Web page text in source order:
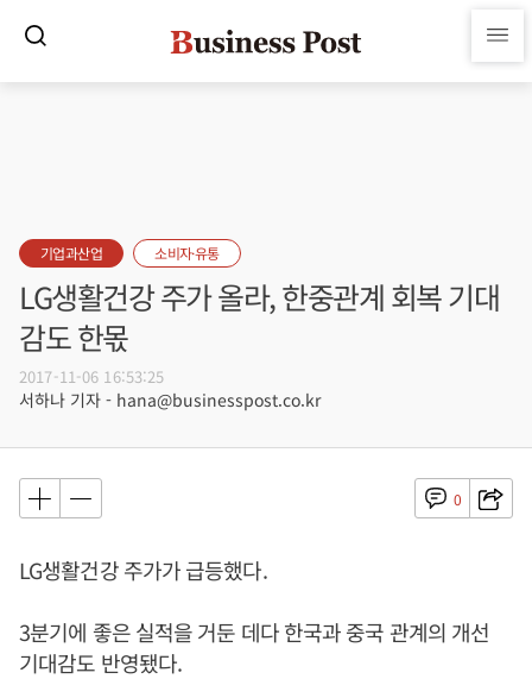
기업과산업 소비자·유통
LG생활건강 주가 올라, 한중관계 회복 기대
감도 한몫
2017-11-06 16:53:25
서하나 기자 - hana@businesspost.co.kr
0
LG생활건강 주가가 급등했다.
3분기에 좋은 실적을 거둔 데다 한국과 중국 관계의 개선
기대감도 반영됐다.